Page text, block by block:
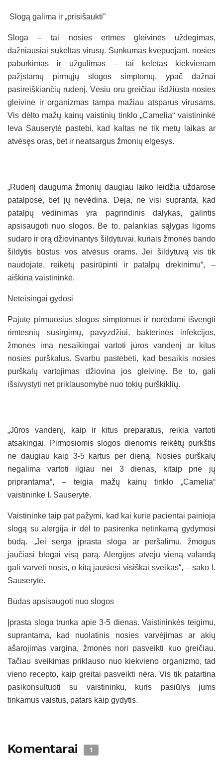
Slogą galima ir „prisišaukti”
Sloga – tai nosies ertmės gleivinės uždegimas,
dažniausiai sukeltas virusų. Sunkumas kvėpuojant, nosies
paburkimas ir užgulimas – tai keletas kiekvienam
pažįstamų pirmųjų slogos simptomų, ypač dažnai
pasireiškiančių rudenį. Vėsiu oru greičiau išdžiūsta nosies
gleivinė ir organizmas tampa mažiau atsparus virusams.
Vis dėlto mažų kainų vaistinių tinklo „Camelia“ vaistininkė
Ieva Sauserytė pastebi, kad kaltas ne tik metų laikas ar
atvėsęs oras, bet ir neatsargus žmonių elgesys.
„Rudenį dauguma žmonių daugiau laiko leidžia uždarose
patalpose, bet jų nevėdina. Deja, ne visi supranta, kad
patalpų vėdinimas yra pagrindinis dalykas, galintis
apsisaugoti nuo slogos. Be to, palankias sąlygas ligoms
sudaro ir orą džiovinantys šildytuvai, kuriais žmonės bando
šildytis būstus vos atvėsus orams. Jei šildytuvą vis tik
naudojate, reikėtų pasirūpinti ir patalpų drėkinimu“, –
aiškina vaistininkė.
Neteisingai gydosi
Pajutę pirmuosius slogos simptomus ir norėdami išvengti
rimtesnių susirgimų, pavyzdžiui, bakterinės infekcijos,
žmonės ima nesaikingai vartoti jūros vandenį ar kitus
nosies purškalus. Svarbu pastebėti, kad besaikis nosies
purškalų vartojimas džiovina jos gleivinę. Be to, gali
išsivystyti net priklausomybė nuo tokių purškiklių.
„Jūros vandenį, kaip ir kitus preparatus, reikia vartoti
atsakingai. Pirmosiomis slogos dienomis reikėtų purkštis
ne daugiau kaip 3-5 kartus per dieną. Nosies purškalų
negalima vartoti ilgiau nei 3 dienas, kitaip prie jų
priprantama“, – teigia mažų kainų tinklo „Camelia“
vaistininkė I. Sauserytė.
Vaistininkė taip pat pažymi, kad kai kurie pacientai painioja
slogą su alergija ir dėl to pasirenka netinkamą gydymosi
būdą. „Jei serga įprasta sloga ar peršalimu, žmogus
jaučiasi blogai visą parą. Alergijos atveju vieną valandą
gali varvėti nosis, o kitą jausiesi visiškai sveikas“, – sako I.
Sauserytė.
Būdas apsisaugoti nuo slogos
Įprasta sloga trunka apie 3-5 dienas. Vaistininkės teigimu,
suprantama, kad nuolatinis nosies varvėjimas ar akių
ašarojimas vargina, žmonės nori pasveikti kuo greičiau.
Tačiau sveikimas priklauso nuo kiekvieno organizmo, tad
vieno recepto, kaip greitai pasveikti nėra. Vis tik patartina
pasikonsultuoti su vaistininku, kuris pasiūlys jums
tinkamus vaistus, patars kaip gydytis.
Komentarai 1